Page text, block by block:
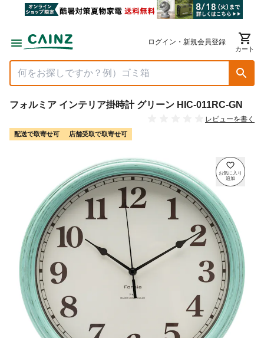
ログイン・新規会員登録
カート
フォルミア インテリア掛時計 グリーン HIC-011RC-GN
レビューを書く
配送で取寄せ可 店舗受取で取寄せ可